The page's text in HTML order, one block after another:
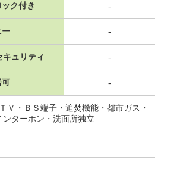
ク付き -
ー -
キュリティ -
可 -
Ｖ・ＢＳ端子・追焚機能・都市ガス・
ターホン・洗面所独立